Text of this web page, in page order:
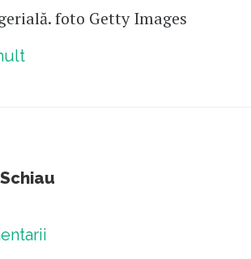
foto Getty Images